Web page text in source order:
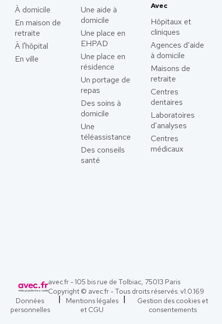
À domicile
En maison de
retraite
À l'hôpital
En ville
Une aide à
domicile
Une place en
EHPAD
Une place en
résidence
Un portage de
repas
Des soins à
domicile
Une
téléassistance
Des conseils
santé
Avec
Hôpitaux et
cliniques
Agences d’aide
à domicile
Maisons de
retraite
Centres
dentaires
Laboratoires
d’analyses
Centres
médicaux
avec.fr - 105 bis rue de Tolbiac, 75013 Paris
Copyright © avec.fr - Tous droits réservés. v1.0.169
Données
personnelles
Mentions légales
et CGU
Gestion des cookies et
consentements